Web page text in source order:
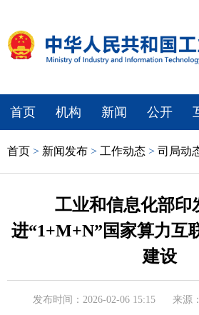
首页 机构 新闻 公开
首页 > 新闻发布 > 工作动态 > 司局动
工业和信息化部印
进“1+M+N”国家算力互
建设
发布时间：2026-02-06 15:15 来源